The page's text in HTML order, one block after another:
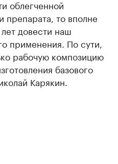
облегченной
препарата, то вполне
довести наш
применения. По сути,
рабочую композицию
базового
Карякин.